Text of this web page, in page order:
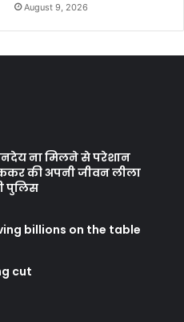
August 9, 2026
ना मिलने से परेशान
की अपनी जीवन लीला
पुलिस
billions on the table
cut